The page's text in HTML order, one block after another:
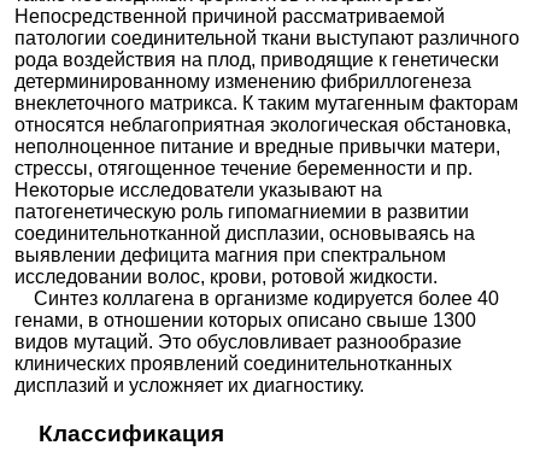
Непосредственной причиной рассматриваемой
патологии соединительной ткани выступают различного
рода воздействия на плод, приводящие к генетически
детерминированному изменению фибриллогенеза
внеклеточного матрикса. К таким мутагенным факторам
относятся неблагоприятная экологическая обстановка,
неполноценное питание и вредные привычки матери,
стрессы, отягощенное течение беременности и пр.
Некоторые исследователи указывают на
патогенетическую роль гипомагниемии в развитии
соединительнотканной дисплазии, основываясь на
выявлении дефицита магния при спектральном
исследовании волос, крови, ротовой жидкости.
Синтез коллагена в организме кодируется более 40
генами, в отношении которых описано свыше 1300
видов мутаций. Это обусловливает разнообразие
клинических проявлений соединительнотканных
дисплазий и усложняет их диагностику.
Классификация